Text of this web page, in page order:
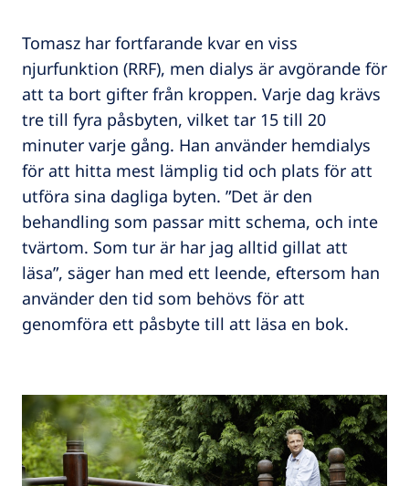
Tomasz har fortfarande kvar en viss
njurfunktion (RRF), men dialys är avgörande för
att ta bort gifter från kroppen. Varje dag krävs
tre till fyra påsbyten, vilket tar 15 till 20
minuter varje gång. Han använder hemdialys
för att hitta mest lämplig tid och plats för att
utföra sina dagliga byten. ”Det är den
behandling som passar mitt schema, och inte
tvärtom. Som tur är har jag alltid gillat att
läsa”, säger han med ett leende, eftersom han
använder den tid som behövs för att
genomföra ett påsbyte till att läsa en bok.